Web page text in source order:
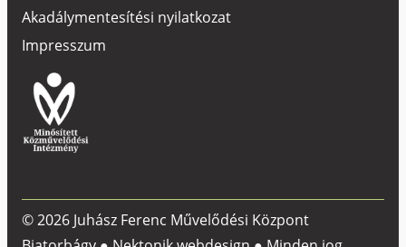
Akadálymentesítési nyilatkozat
Impresszum
© 2026 Juhász Ferenc Művelődési Központ